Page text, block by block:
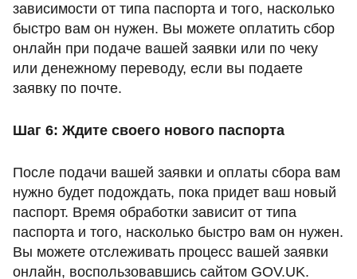
зависимости от типа паспорта и того, насколько
быстро вам он нужен. Вы можете оплатить сбор
онлайн при подаче вашей заявки или по чеку
или денежному переводу, если вы подаете
заявку по почте.
Шаг 6: Ждите своего нового паспорта
После подачи вашей заявки и оплаты сбора вам
нужно будет подождать, пока придет ваш новый
паспорт. Время обработки зависит от типа
паспорта и того, насколько быстро вам он нужен.
Вы можете отслеживать процесс вашей заявки
онлайн, воспользовавшись сайтом GOV.UK.